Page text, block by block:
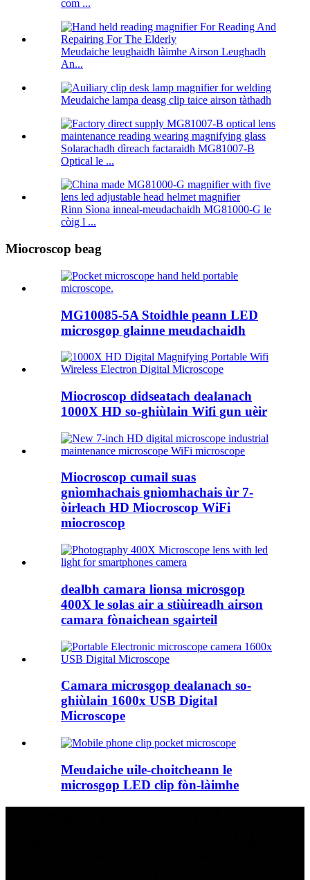
com ...
Meudaiche leughaidh làimhe Airson Leughadh
An...
Meudaiche lampa deasg clip taice airson tàthadh
Solarachadh dìreach factaraidh MG81007-B
Optical le ...
Rinn Sìona inneal-meudachaidh MG81000-G le
còig l ...
Miocroscop beag
MG10085-5A Stoidhle peann LED
microsgop glainne meudachaidh
Miocroscop didseatach dealanach
1000X HD so-ghiùlain Wifi gun uèir
Miocroscop cumail suas
gnìomhachais gnìomhachais ùr 7-
òirleach HD Miocroscop WiFi
miocroscop
dealbh camara lionsa microsgop
400X le solas air a stiùireadh airson
camara fònaichean sgairteil
Camara microsgop dealanach so-
ghiùlain 1600x USB Digital
Microscope
Meudaiche uile-choitcheann le
microsgop LED clip fòn-làimhe